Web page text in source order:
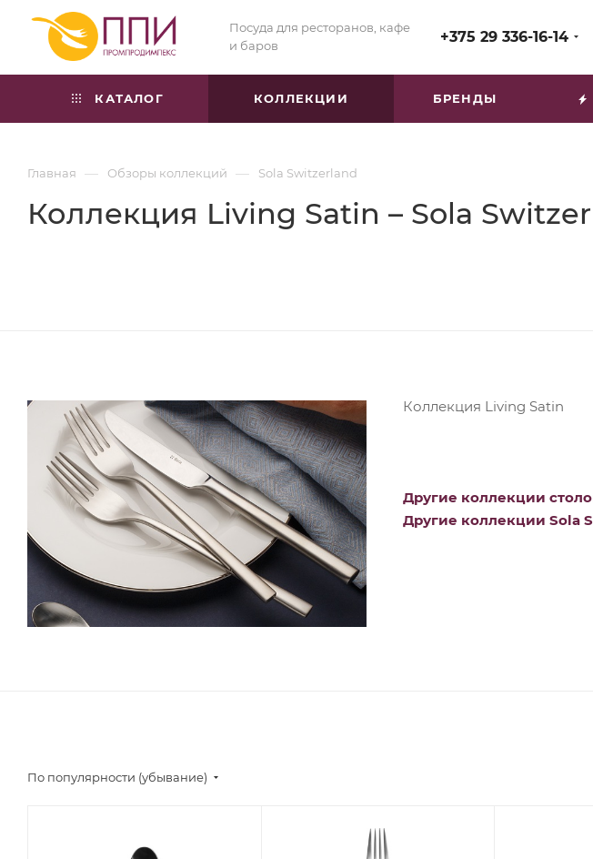
Посуда для ресторанов, кафе
и баров
+375 29 336-16-14
КАТАЛОГ КОЛЛЕКЦИИ БРЕНДЫ
Главная — Обзоры коллекций — Sola Switzerland
Коллекция Living Satin – Sola
Коллекция Living Satin
Другие коллекции
Другие коллекции Sola
По популярности (убывание)